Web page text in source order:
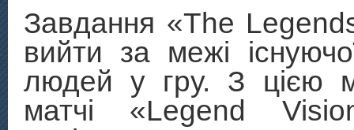
Завдання «The
вийти за межі
людей у гру. З цією
матчі «Legend